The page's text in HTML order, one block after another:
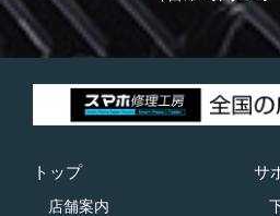
トップ
店舗案内
サ